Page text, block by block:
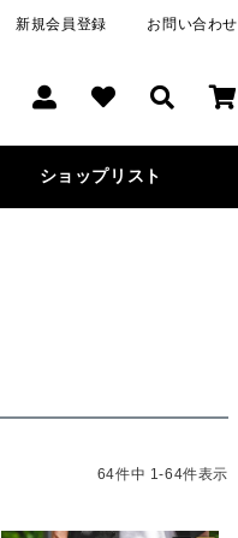
新規会員登録 お問い合わせ
ショップリスト
64件中 1-64件表示